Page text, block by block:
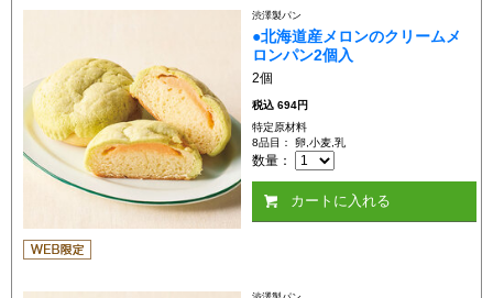
渋澤製パン
●北海道産メロンのクリームメ
ロンパン2個入
2個
税込694円
特定原材料
8品目： 卵,小麦,乳
数量：
カートに入れる